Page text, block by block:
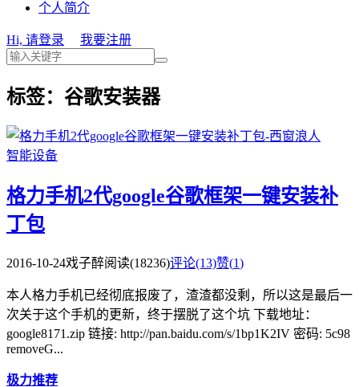
个人简介
Hi, 请登录 我要注册
标签：谷歌安装器
智能设备
格力手机2代google谷歌框架一键安装补
丁包
2016-10-24戏子醉阅读(18236)评论(13)赞(1)
本人格力手机已经彻底报废了，渣渣都没剩，所以这是最后一
次关于这个手机的更新，终于摆脱了这个坑 下载地址：
google8171.zip 链接: http://pan.baidu.com/s/1bp1K2IV 密码: 5c98
removeG...
极力推荐